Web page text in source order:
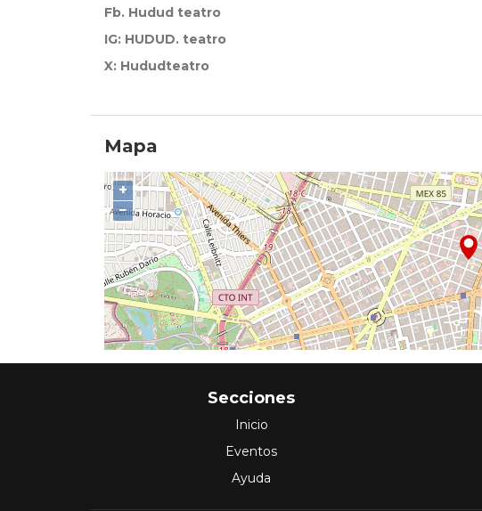
Fb. Hudud teatro
IG: HUDUD. teatro
X: Hududteatro
Mapa
+
−
Secciones
Inicio
Eventos
Ayuda